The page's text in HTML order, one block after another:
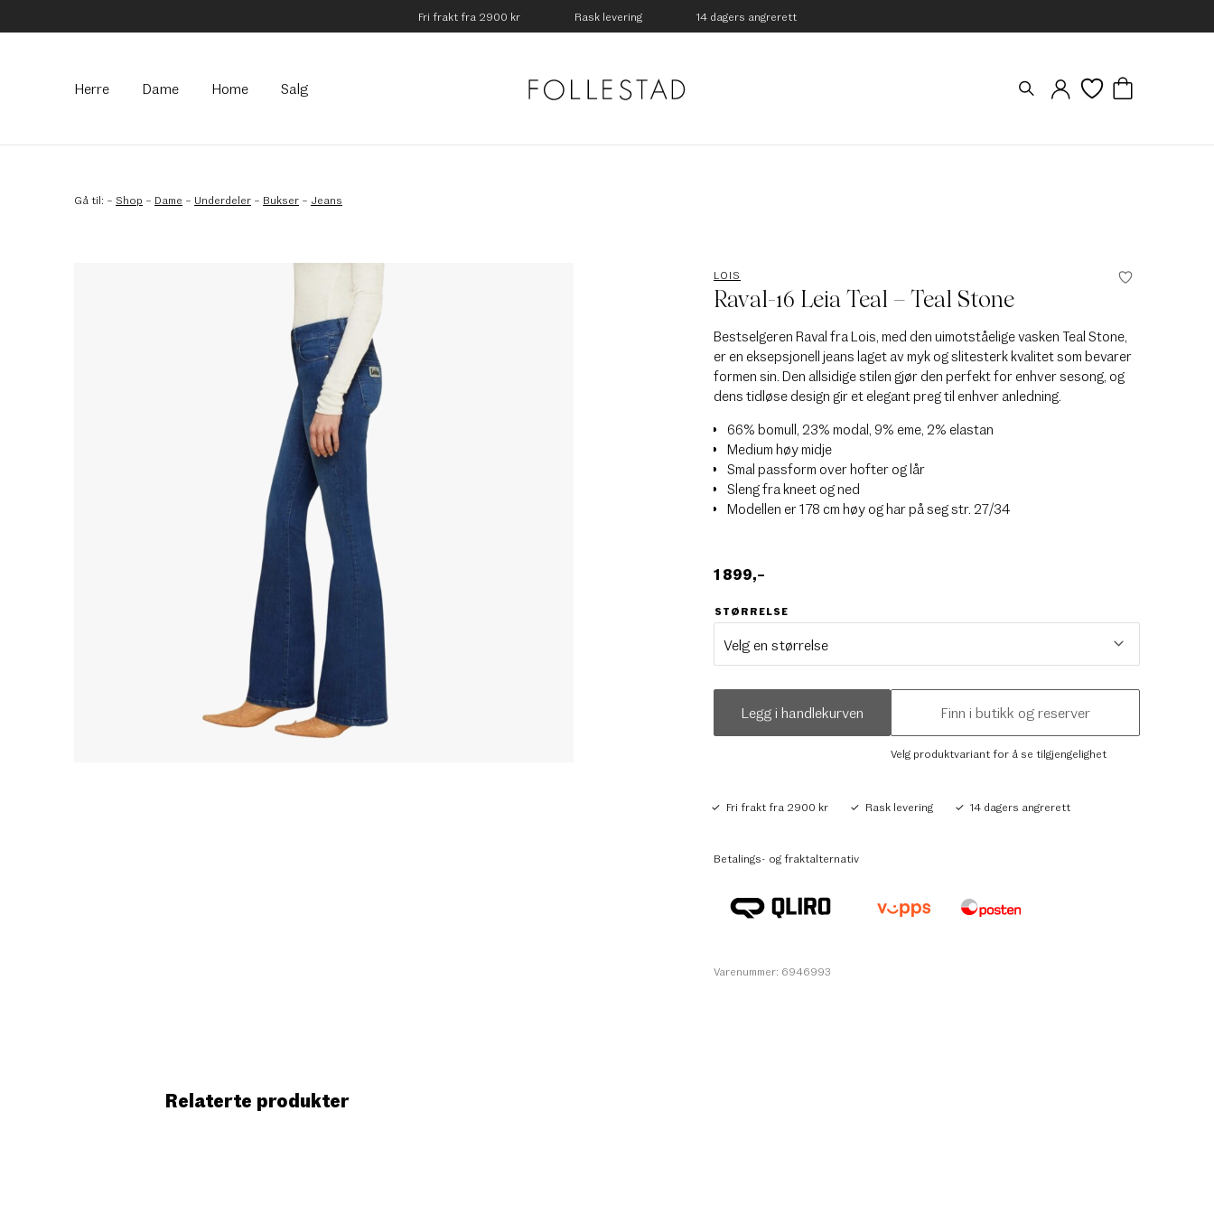
Fri frakt fra 2900 kr Rask levering 14 dagers angrerett
Hovedmeny
Herre Dame Home Salg
Gå til: – Shop – Dame – Underdeler – Bukser – Jeans
LOIS
Raval-16 Leia Teal – Teal Stone
Bestselgeren Raval fra Lois, med den uimotståelige vasken Teal Stone,
er en eksepsjonell jeans laget av myk og slitesterk kvalitet som bevarer
formen sin. Den allsidige stilen gjør den perfekt for enhver sesong, og
dens tidløse design gir et elegant preg til enhver anledning.
66% bomull, 23% modal, 9% eme, 2% elastan
Medium høy midje
Smal passform over hofter og lår
Sleng fra kneet og ned
Modellen er 178 cm høy og har på seg str. 27/34
1 899,–
STØRRELSE
Legg i handlekurven Finn i butikk og reserver
Velg produktvariant for å se tilgjengelighet
Fri frakt fra 2900 kr Rask levering 14 dagers angrerett
Betalings- og fraktalternativ
Varenummer: 6946993
Relaterte produkter